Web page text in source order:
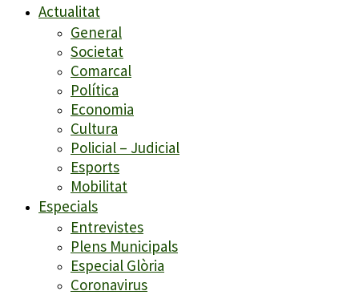
Actualitat
General
Societat
Comarcal
Política
Economia
Cultura
Policial – Judicial
Esports
Mobilitat
Especials
Entrevistes
Plens Municipals
Especial Glòria
Coronavirus